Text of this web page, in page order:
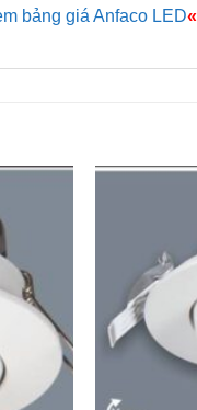
bảng giá Anfaco LED«